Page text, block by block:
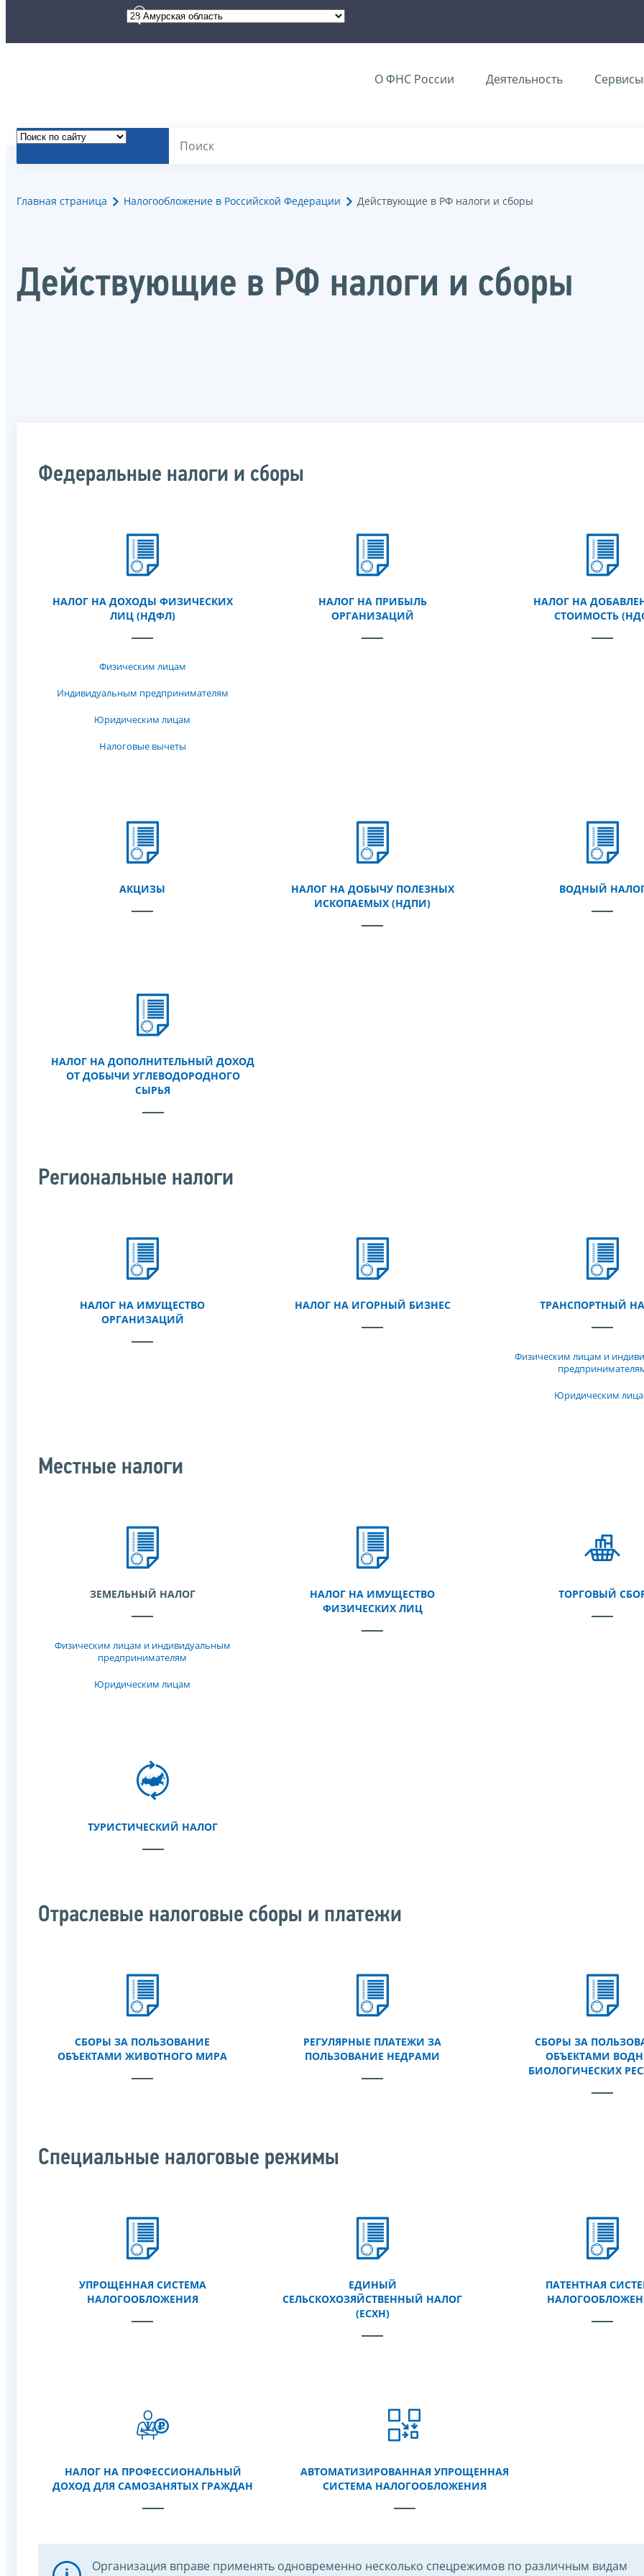
О ФНС России Деятельность Сервисы
Главная страница Налогообложение в Российской Федерации Действующие в РФ налоги и сборы
Действующие в РФ налоги и сборы
Федеральные налоги и сборы
НАЛОГ НА ДОХОДЫ ФИЗИЧЕСКИХ
ЛИЦ (НДФЛ)
Физическим лицам
Индивидуальным предпринимателям
Юридическим лицам
Налоговые вычеты
НАЛОГ НА ПРИБЫЛЬ
ОРГАНИЗАЦИЙ
НАЛОГ НА
СТОИМОСТЬ
АКЦИЗЫ
НАЛОГ НА ДОБЫЧУ ПОЛЕЗНЫХ
ИСКОПАЕМЫХ (НДПИ)
ВОДНЫЙ
НАЛОГ НА ДОПОЛНИТЕЛЬНЫЙ ДОХОД
ОТ ДОБЫЧИ УГЛЕВОДОРОДНОГО
СЫРЬЯ
Региональные налоги
НАЛОГ НА ИМУЩЕСТВО
ОРГАНИЗАЦИЙ
НАЛОГ НА ИГОРНЫЙ БИЗНЕС ТРАНСПОРТНЫЙ
Физическим лицам и
Юридическим
Местные налоги
ЗЕМЕЛЬНЫЙ НАЛОГ
Физическим лицам и индивидуальным
предпринимателям
Юридическим лицам
НАЛОГ НА ИМУЩЕСТВО
ФИЗИЧЕСКИХ ЛИЦ
ТОРГОВЫЙ
ТУРИСТИЧЕСКИЙ НАЛОГ
Отраслевые налоговые сборы и платежи
СБОРЫ ЗА ПОЛЬЗОВАНИЕ
ОБЪЕКТАМИ ЖИВОТНОГО МИРА
РЕГУЛЯРНЫЕ ПЛАТЕЖИ ЗА
ПОЛЬЗОВАНИЕ НЕДРАМИ
СБОРЫ ЗА
ОБЪЕКТАМИ
БИОЛОГИЧЕСКИХ
Специальные налоговые режимы
УПРОЩЕННАЯ СИСТЕМА
НАЛОГООБЛОЖЕНИЯ
ЕДИНЫЙ
СЕЛЬСКОХОЗЯЙСТВЕННЫЙ НАЛОГ
(ЕСХН)
ПАТЕНТНАЯ
НАЛОГ НА ПРОФЕССИОНАЛЬНЫЙ
ДОХОД ДЛЯ САМОЗАНЯТЫХ ГРАЖДАН
АВТОМАТИЗИРОВАННАЯ УПРОЩЕННАЯ
СИСТЕМА НАЛОГООБЛОЖЕНИЯ
Организация вправе применять одновременно несколько спецрежимов по различным видам